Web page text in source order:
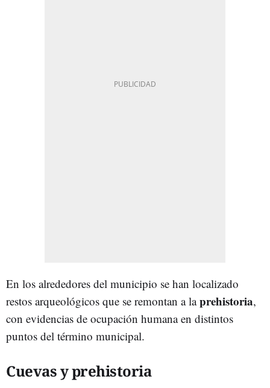
En los alrededores del municipio se han localizado
restos arqueológicos que se remontan a laprehistoria,
con evidencias de ocupación humana en distintos
puntos del término municipal.
Cuevas y prehistoria